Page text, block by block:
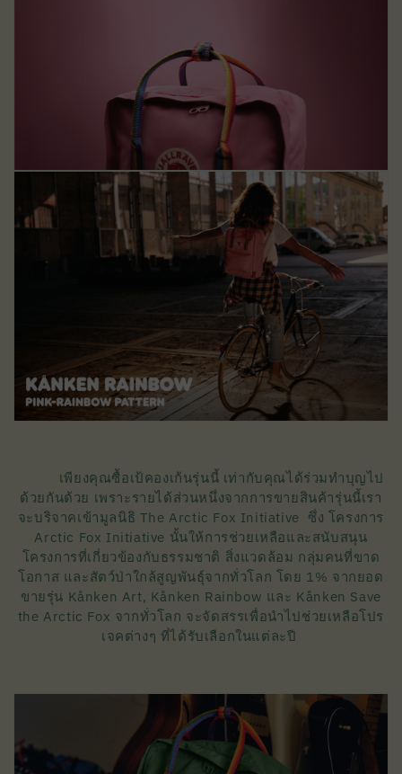
เพียงคุณซื้อเป้คองเก้นรุ่นนี้ เท่ากับคุณได้ร่วมทำบุญไป
ด้วยกันด้วย เพราะรายได้ส่วนหนึ่งจากการขายสินค้ารุ่นนี้เรา
จะบริจาคเข้ามูลนิธิ The Arctic Fox Initiative ซึ่ง โครงการ
Arctic Fox Initiative นั้นให้การช่วยเหลือและสนับสนุน
โครงการที่เกี่ยวข้องกับธรรมชาติ สิ่งแวดล้อม กลุ่มคนที่ขาด
โอกาส และสัตว์ป่าใกล้สูญพันธุ์จากทั่วโลก โดย 1% จากยอด
ขายรุ่น Kånken Art, Kånken Rainbow และ Kånken Save
the Arctic Fox จากทั่วโลก จะจัดสรรเพื่อนำไปช่วยเหลือโปร
เจคต่างๆ ที่ได้รับเลือกในแต่ละปี